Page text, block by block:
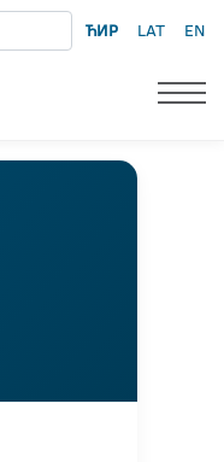
ЋИР LAT EN